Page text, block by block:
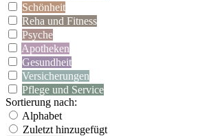
Schönheit
Reha und Fitness
Psyche
Apotheken
Gesundheit
Versicherungen
Pflege und Service
Sortierung nach:
Alphabet
Zuletzt hinzugefügt